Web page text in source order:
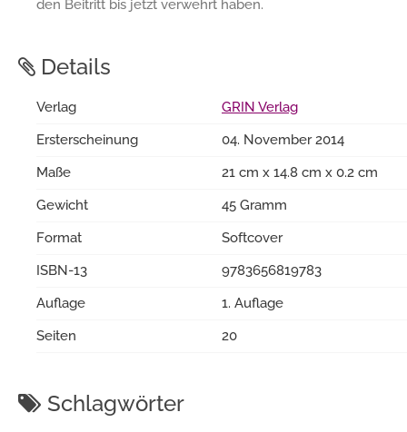
den Beitritt bis jetzt verwehrt haben.
Details
Verlag
GRIN Verlag
Ersterscheinung
04. November 2014
Maße
21 cm x 14.8 cm x 0.2 cm
Gewicht
45 Gramm
Format
Softcover
ISBN-13
9783656819783
Auflage
1. Auflage
Seiten
20
Schlagwörter